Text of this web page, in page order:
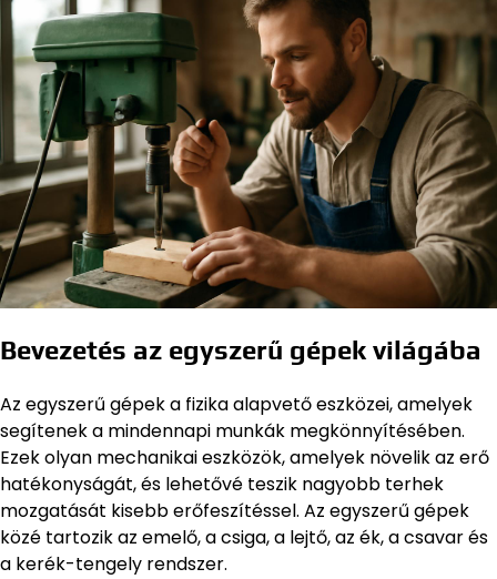
Bevezetés az egyszerű gépek világába
Az egyszerű gépek a fizika alapvető eszközei, amelyek
segítenek a mindennapi munkák megkönnyítésében.
Ezek olyan mechanikai eszközök, amelyek növelik az erő
hatékonyságát, és lehetővé teszik nagyobb terhek
mozgatását kisebb erőfeszítéssel. Az egyszerű gépek
közé tartozik az emelő, a csiga, a lejtő, az ék, a csavar és
a kerék-tengely rendszer.